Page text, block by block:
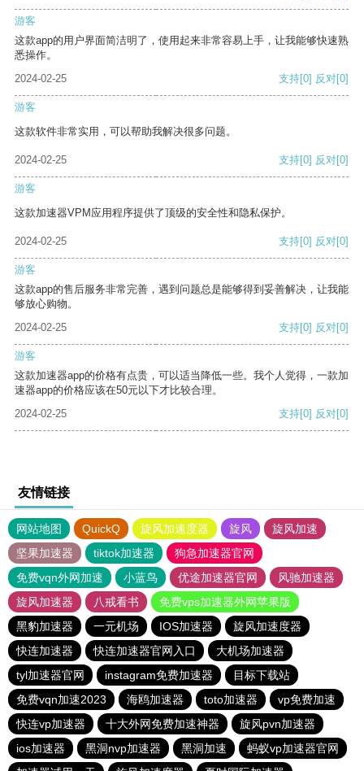
游客
这款app的用户界面简洁明了，使用起来非常容易上手，让我能够快速熟
悉操作。
2024-02-25
支持[0] 反对[0]
游客
这款软件非常实用，可以帮助我解决很多问题。
2024-02-25 支持[0] 反对[0]
游客
这款加速器VPM应用程序提供了顶级的安全性和隐私保护。
2024-02-25 支持[0] 反对[0]
游客
这款app的售后服务非常完善，遇到问题总是能够得到妥善解决，让我能
够放心购物。
2024-02-25
支持[0] 反对[0]
游客
这款加速器app的价格有点贵，可以适当降低一些。我个人觉得，一款加
速器app的价格应该在50元以下才比较合理。
2024-02-25
支持[0] 反对[0]
友情链接
网站地图 QuickQ 旋风加速度器 旋风
旋风加速
坚果加速器
tiktok加速器
狗急加速器官网
免费vqn外网加速
小蓝鸟 优途加速器官网
风驰加速器
旋风加速器
八戒看书
免费vps加速器外网苹果版
黑豹加速器
一元机场 IOS加速器
旋风加速度器
快连加速器
快连加速器官网入口
大机场加速器
tyl加速器官网
instagram免费加速器
目标下载站
免费vqn加速2023
海鸥加速器 toto加速器
vp免费加速
快连vp加速器
十大外网免费加速神器
旋风pvn加速器
ios加速器
黑洞nvp加速器 黑洞加速
蚂蚁vp加速器官网